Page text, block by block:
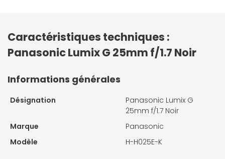
Caractéristiques techniques :
Panasonic Lumix G 25mm f/1.7 Noir
Informations générales
Désignation
Panasonic Lumix G
25mm f/1.7 Noir
Marque
Panasonic
Modèle
H-H025E-K